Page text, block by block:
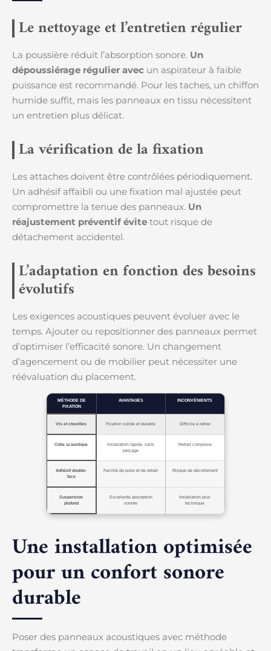
Le nettoyage et l’entretien régulier
La poussière réduit l’absorption sonore. Un
dépoussiérage régulier avec un aspirateur à faible
puissance est recommandé. Pour les taches, un chiffon
humide suffit, mais les panneaux en tissu nécessitent
un entretien plus délicat.
La vérification de la fixation
Les attaches doivent être contrôlées périodiquement.
Un adhésif affaibli ou une fixation mal ajustée peut
compromettre la tenue des panneaux. Un
réajustement préventif évite tout risque de
détachement accidentel.
L’adaptation en fonction des besoins
évolutifs
Les exigences acoustiques peuvent évoluer avec le
temps. Ajouter ou repositionner des panneaux permet
d’optimiser l’efficacité sonore. Un changement
d’agencement ou de mobilier peut nécessiter une
réévaluation du placement.
MÉTHODE DE
FIXATION
AVANTAGES INCONVÉNIENTS
Vis et chevilles Fixation solide et durable Difficile à retirer
Colle acoustique
Installation rapide, sans
perçage
Retrait complexe
Adhésif double-
face
Facilité de pose et de retrait Risque de décollement
Suspension
plafond
Excellente absorption
sonore
Installation plus
technique
Une installation optimisée
pour un confort sonore
durable
Poser des panneaux acoustiques avec méthode